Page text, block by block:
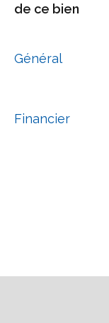
de ce bien
Général
Financier